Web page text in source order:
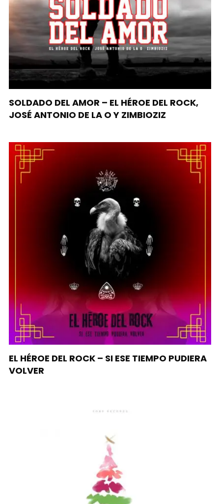
SOLDADO DEL AMOR – EL HÉROE DEL ROCK,
JOSÉ ANTONIO DE LA O Y ZIMBIOZIZ
EL HÉROE DEL ROCK – SI ESE TIEMPO PUDIERA
VOLVER